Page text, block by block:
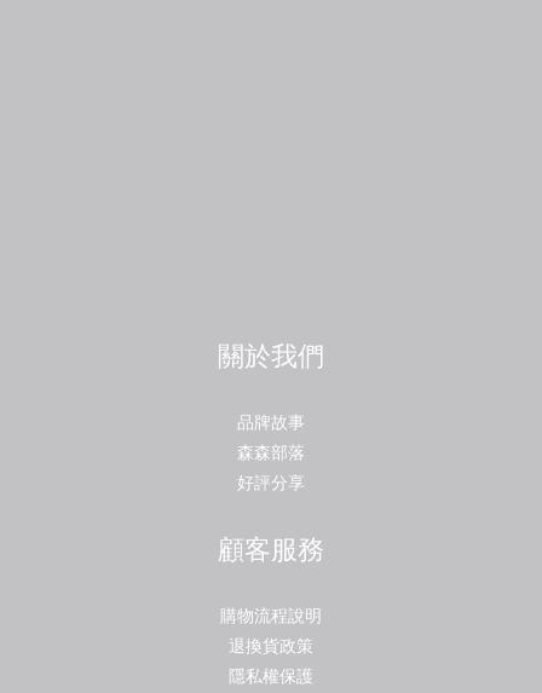
關於我們
品牌故事
森森部落
好評分享
顧客服務
購物流程說明
退換貨政策
隱私權保護